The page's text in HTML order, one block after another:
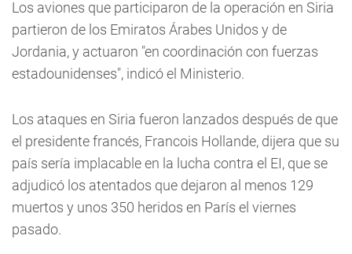
Los aviones que participaron de la operación en Siria
partieron de los Emiratos Árabes Unidos y de
Jordania, y actuaron "en coordinación con fuerzas
estadounidenses", indicó el Ministerio.
Los ataques en Siria fueron lanzados después de que
el presidente francés, Francois Hollande, dijera que su
país sería implacable en la lucha contra el EI, que se
adjudicó los atentados que dejaron al menos 129
muertos y unos 350 heridos en París el viernes
pasado.